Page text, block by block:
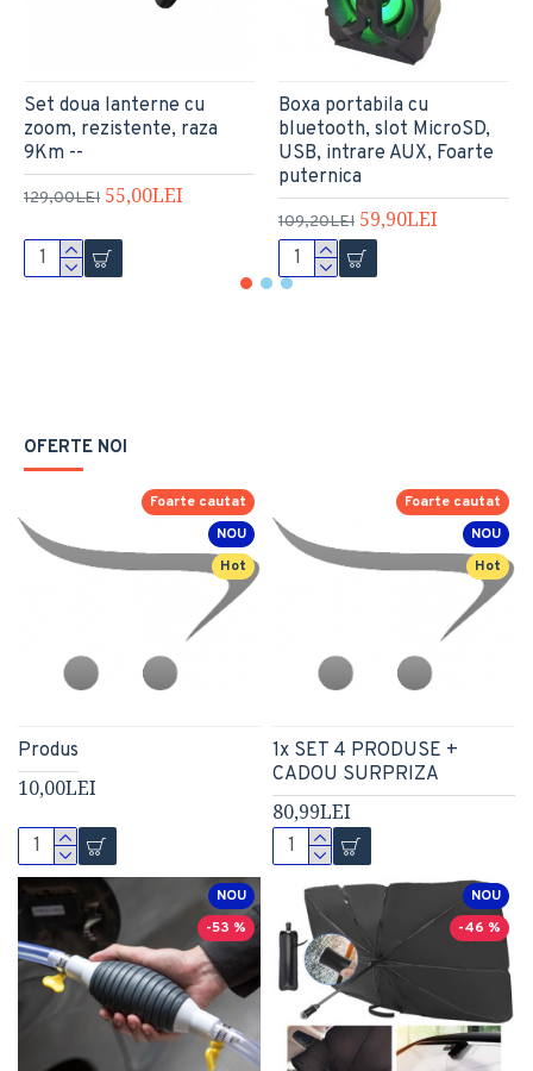
Set doua lanterne cu
zoom, rezistente, raza
9Km --
129,00LEI 55,00LEI
Boxa portabila cu
bluetooth, slot MicroSD,
USB, intrare AUX, Foarte
puternica
109,20LEI 59,90LEI
OFERTE NOI
NOU
Hot
Foarte cautat
Produs
10,00LEI
NOU
Hot
Foarte cautat
1x SET 4 PRODUSE +
CADOU SURPRIZA
80,99LEI
NOU
-53 %
NOU
-46 %